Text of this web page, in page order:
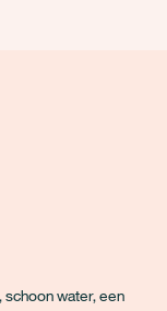
schoon water, een